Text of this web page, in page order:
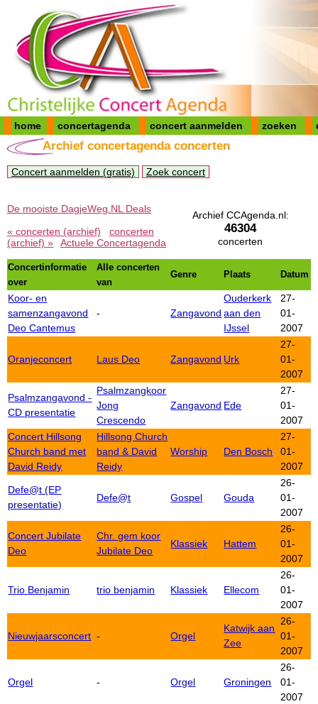
home concertagenda concert aanmelden zoeken
Archief concertagenda concerten
Concert aanmelden (gratis) Zoek concert
Archief CCAgenda.nl:
46304
concerten
De mooiste DagjeWeg.NL Deals
« concerten (archief)
concerten
(archief) »
Actuele Concertagenda
Concertinformatie
over
Alle concerten
van
Genre Plaats Datum
Koor- en
samenzangavond
Deo Cantemus
- Zangavond
Ouderkerk
aan den
IJssel
27-
01-
2007
Oranjeconcert Laus Deo Zangavond Urk
27-
01-
2007
Psalmzangavond -
CD presentatie
Psalmzangkoor
Jong
Crescendo
Zangavond Ede
27-
01-
2007
Concert Hillsong
Church band met
David Reidy
Hillsong Church
band & David
Reidy
Worship Den Bosch
27-
01-
2007
Defe@t (EP
presentatie)
Defe@t Gospel Gouda
26-
01-
2007
Concert Jubilate
Deo
Chr. gem koor
Jubilate Deo
Klassiek Hattem
26-
01-
2007
Trio Benjamin trio benjamin Klassiek Ellecom
26-
01-
2007
Nieuwjaarsconcert - Orgel
Katwijk aan
Zee
26-
01-
2007
Orgel - Orgel Groningen
26-
01-
2007